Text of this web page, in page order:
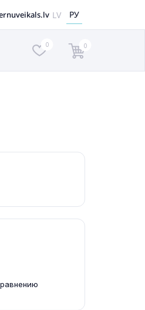
LV РУ
0 0